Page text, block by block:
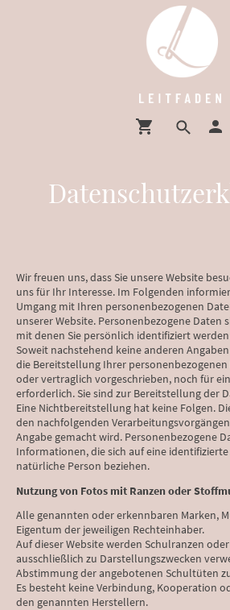
Wir freuen uns, dass Sie unsere Website
uns für Ihr Interesse. Im Folgenden
Umgang mit Ihren personenbezogenen
unserer Website. Personenbezogene Daten
mit denen Sie persönlich identifiziert
Soweit nachstehend keine anderen
die Bereitstellung Ihrer
oder vertraglich vorgeschrieben, noch für
erforderlich. Sie sind zur Bereitstellung der
Eine Nichtbereitstellung hat keine Folgen.
den nachfolgenden
Angabe gemacht wird. Personenbezogene
Informationen, die sich auf eine
natürliche Person beziehen.
Nutzung von Fotos mit Ranzen oder
Alle genannten oder erkennbaren Marken,
Eigentum der jeweiligen Rechteinhaber.
Auf dieser Website werden Schulranzen
ausschließlich zu Darstellungszwecken
Abstimmung der angebotenen Schultüten
Es besteht keine Verbindung, Kooperation
den genannten Herstellern.